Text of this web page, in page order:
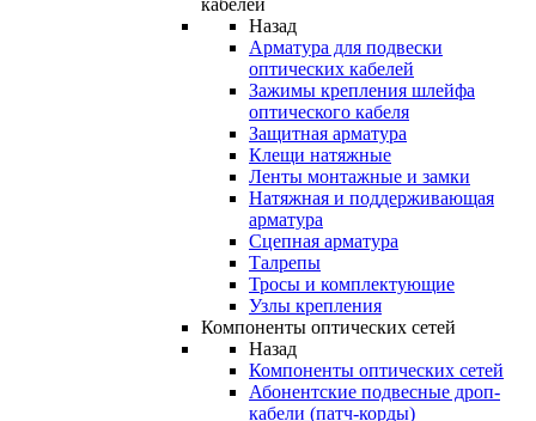
кабелей
Назад
Арматура для подвески
оптических кабелей
Зажимы крепления шлейфа
оптического кабеля
Защитная арматура
Клещи натяжные
Ленты монтажные и замки
Натяжная и поддерживающая
арматура
Сцепная арматура
Талрепы
Тросы и комплектующие
Узлы крепления
Компоненты оптических сетей
Назад
Компоненты оптических сетей
Абонентские подвесные дроп-
кабели (патч-корды)